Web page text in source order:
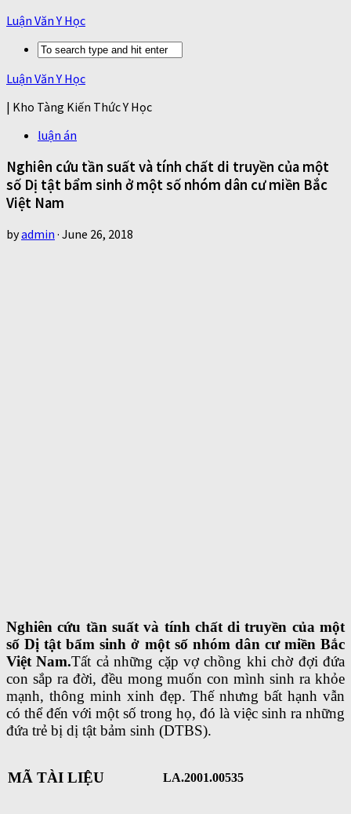
Luận Văn Y Học
Luận Văn Y Học
| Kho Tàng Kiến Thức Y Học
luận án
Nghiên cứu tần suất và tính chất di truyền của một
số Dị tật bẩm sinh ở một số nhóm dân cư miền Bắc
Việt Nam
byadmin · June 26, 2018
Nghiên cứu tần suất và tính chất di truyền của một
số Dị tật bẩm sinh ở một số nhóm dân cư miền Bắc
Việt Nam.Tất cả những cặp vợ chồng khi chờ đợi đứa
con sắp ra đời, đều mong muốn con mình sinh ra khỏe
mạnh, thông minh xinh đẹp. Thế nhưng bất hạnh vẫn
có thể đến với một số trong họ, đó là việc sinh ra những
đứa trẻ bị dị tật bảm sinh (DTBS).
MÃ TÀI LIỆU LA.2001.00535